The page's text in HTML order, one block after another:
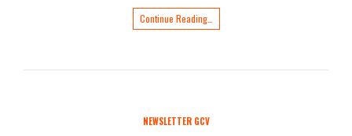
Continue Reading…
NEWSLETTER GCV